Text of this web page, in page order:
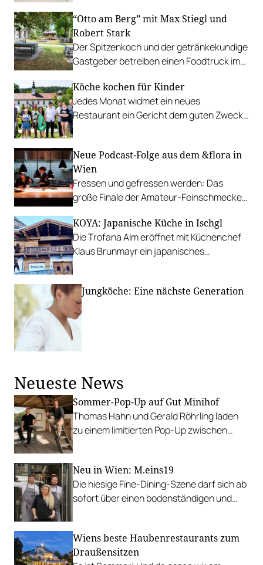
“Otto am Berg” mit Max Stiegl und
Robert Stark
Der Spitzenkoch und der getränkekundige
Gastgeber betreiben einen Foodtruck im
Höhe.
Köche kochen für Kinder
Jedes Monat widmet ein neues
Restaurant ein Gericht dem guten Zweck
Neue Podcast-Folge aus dem &flora in
Wien
Fressen und gefressen werden: Das
große Finale der Amateur-Feinschmecker
KOYA: Japanische Küche in Ischgl
Die Trofana Alm eröffnet mit Küchenchef
Klaus Brunmayr ein japanisches
Jungköche: Eine nächste Generation
Neueste News
Sommer-Pop-Up auf Gut Minihof
Thomas Hahn und Gerald Röhrling laden
zu einem limitierten Pop-Up zwischen
Neu in Wien: M.eins19
Die hiesige Fine-Dining-Szene darf sich ab
sofort über einen bodenständigen und
Wiens beste Haubenrestaurants zum
Draußensitzen